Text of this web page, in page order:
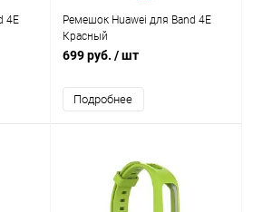
4E
Ремешок Huawei для Band 4E
Красный
699 руб. / шт
Подробнее